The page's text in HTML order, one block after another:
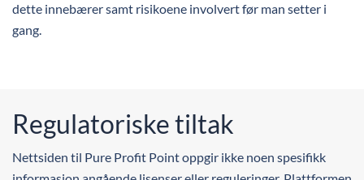
dette innebærer samt risikoene involvert før man setter i
gang.
Regulatoriske tiltak
Nettsiden til Pure Profit Point oppgir ikke noen spesifikk